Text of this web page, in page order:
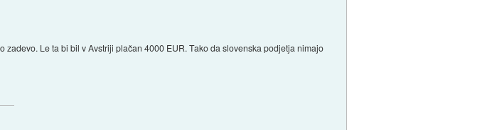
Le ta bi bil v Avstriji plačan 4000 EUR. Tako da slovenska podjetja nimajo